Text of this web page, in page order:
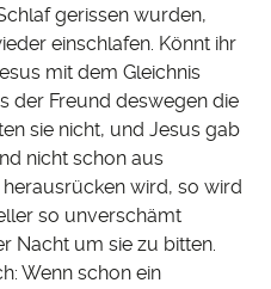
gerissen wurden,
einschlafen. Könnt ihr
mit dem Gleichnis
der Freund deswegen die
sie nicht, und Jesus gab
nicht schon aus
wird, so wird
so unverschämt
Nacht um sie zu bitten.
Wenn schon ein